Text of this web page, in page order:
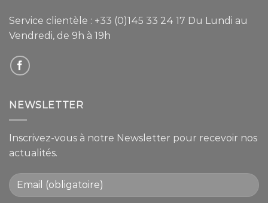
Service clientèle : +33 (0)145 33 24 17 Du Lundi au
Vendredi, de 9h à 19h
NEWSLETTER
Inscrivez-vous à notre Newsletter pour recevoir nos
actualités.